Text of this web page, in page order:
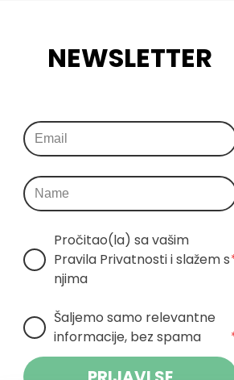
NEWSLETTER
Pročitao(la) sa vašim
Pravila Privatnosti i slažem s
njima
Šaljemo samo relevantne
informacije, bez spama